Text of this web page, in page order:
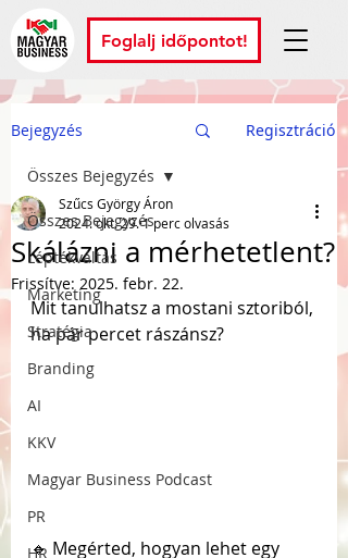
Foglalj időpontot!
Bejegyzés Regisztráció
Összes Bejegyzés
Léptékváltás
Marketing
Stratégia
Branding
AI
KKV
Magyar Business Podcast
PR
HR
Összes Bejegyzés
Skálázni a mérhetetlent?
Szűcs György Áron
2024. okt. 29.1 perc olvasás
Frissítve: 2025. febr. 22.
Mit tanulhatsz a mostani sztoriból,
ha pár percet rászánsz?
🔹 Megérted, hogyan lehet egy